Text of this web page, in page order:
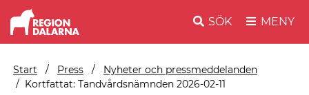
SÖK MENY
Start Press
Nyheter och pressmeddelanden
Kortfattat: Tandvårdsnämnden 2026-02-11